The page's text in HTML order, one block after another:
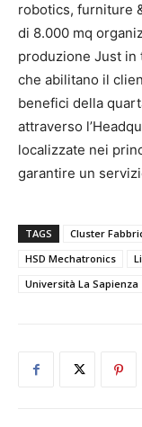
robotics, furniture
di 8.000 mq
produzione Just in
che abilitano il
benefici della
attraverso
localizzate nei
garantire un
TAGS Cluster
HSD Mechatronics
Università La Sapienza